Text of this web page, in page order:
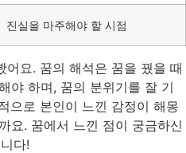
진실을 마주해야 할 시점
어요. 꿈의 해석은 꿈을 꿨을 때
야 하며, 꿈의 분위기를 잘 기
으로 본인이 느낀 감정이 해몽
요. 꿈에서 느낀 점이 궁금하신
다!